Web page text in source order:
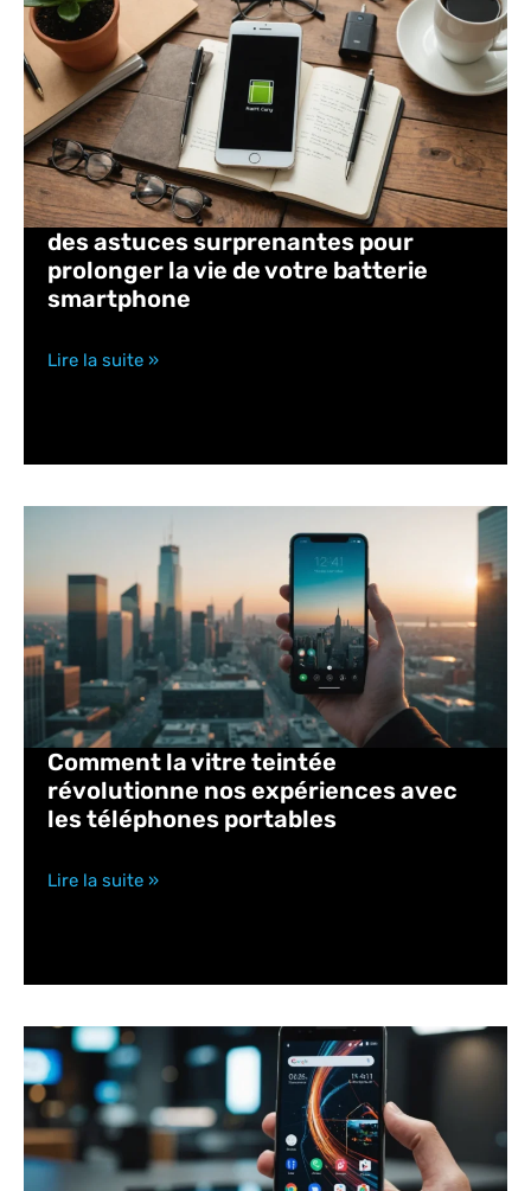
des astuces surprenantes pour
prolonger la vie de votre batterie
smartphone
Lire la suite »
Comment la vitre teintée
révolutionne nos expériences avec
les téléphones portables
Lire la suite »